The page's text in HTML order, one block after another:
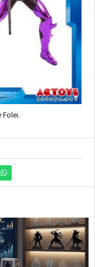
Folei.